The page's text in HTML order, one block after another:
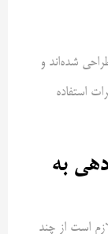
شده‌اند و
استفاده
به
است از چند